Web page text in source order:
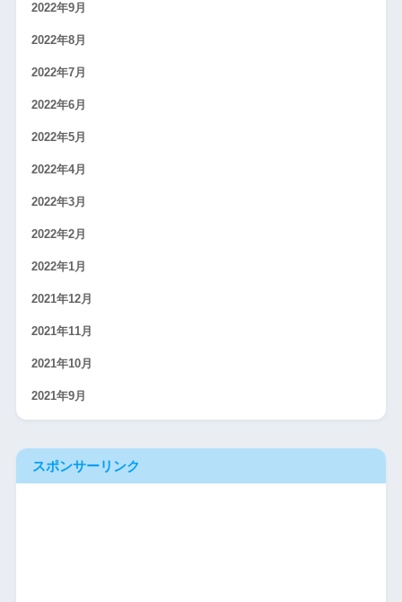
2022年9月
2022年8月
2022年7月
2022年6月
2022年5月
2022年4月
2022年3月
2022年2月
2022年1月
2021年12月
2021年11月
2021年10月
2021年9月
スポンサーリンク